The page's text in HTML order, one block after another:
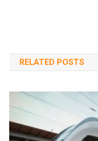
RELATED POSTS